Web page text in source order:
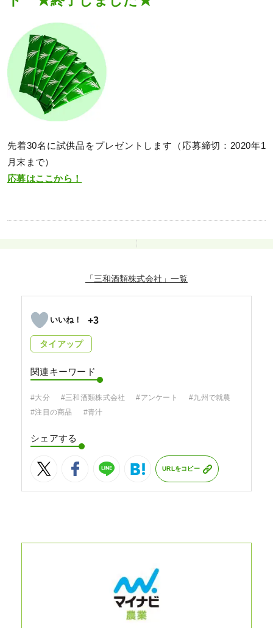
先着30名に試供品をプレゼントします（応募締切：2020年1
月末まで）
応募はここから！
「三和酒類株式会社」
+3
タイアップ
関連キーワード
#大分 #三和酒類株式会社 #アンケート
#九州で就農
#注目の商品
#青汁
シェアする
URLをコピー